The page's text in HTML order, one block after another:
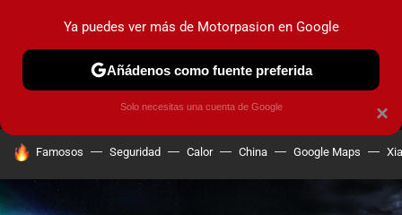
MENÚ NUEVO
COCHES ELÉCTRICOS OBSERVATORIO
HOY SE HABLA DE
Famosos Seguridad Calor China Google Maps
×
Ya puedes ver más de Motorpasion en Google
Añádenos como fuente preferida
Solo necesitas una cuenta de Google